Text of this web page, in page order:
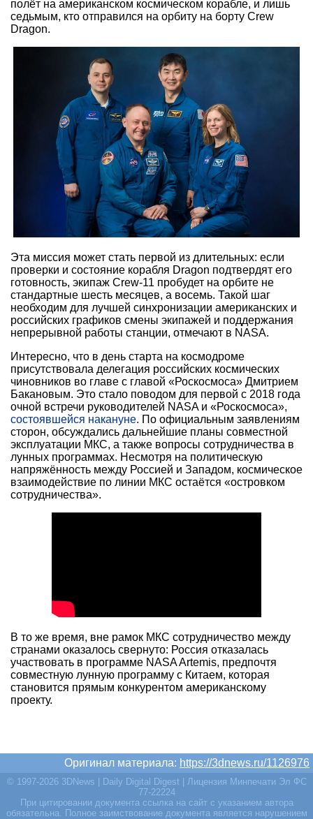
полёт на американском космическом корабле, и лишь
седьмым, кто отправился на орбиту на борту Crew
Dragon.
Эта миссия может стать первой из длительных: если
проверки и состояние корабля Dragon подтвердят его
готовность, экипаж Crew-11 пробудет на орбите не
стандартные шесть месяцев, а восемь. Такой шаг
необходим для лучшей синхронизации американских и
российских графиков смены экипажей и поддержания
непрерывной работы станции, отмечают в NASA.
Интересно, что в день старта на космодроме
присутствовала делегация российских космических
чиновников во главе с главой «Роскосмоса» Дмитрием
Бакановым. Это стало поводом для первой с 2018 года
очной встречи руководителей NASA и «Роскосмоса»,
состоявшейся накануне. По официальным заявлениям
сторон, обсуждались дальнейшие планы совместной
эксплуатации МКС, а также вопросы сотрудничества в
лунных программах. Несмотря на политическую
напряжённость между Россией и Западом, космическое
взаимодействие по линии МКС остаётся «островком
сотрудничества».
В то же время, вне рамок МКС сотрудничество между
странами оказалось свернуто: Россия отказалась
участвовать в программе NASA Artemis, предпочтя
совместную лунную программу с Китаем, которая
становится прямым конкурентом американскому
проекту.
Оригинал материала: https://3dnews.ru/1126976
© 1997-2026 3DNews | Daily Digital Digest | Лицензия Минпечати Эл ФС
77-22224
При цитировании документа ссылка на сайт с указанием автора
обязательна. Полное заимствование документа является нарушением